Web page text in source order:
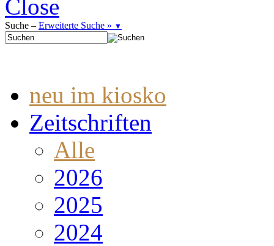
Close
Suche – Erweiterte Suche » ▼
neu im kiosko
Zeitschriften
Alle
2026
2025
2024